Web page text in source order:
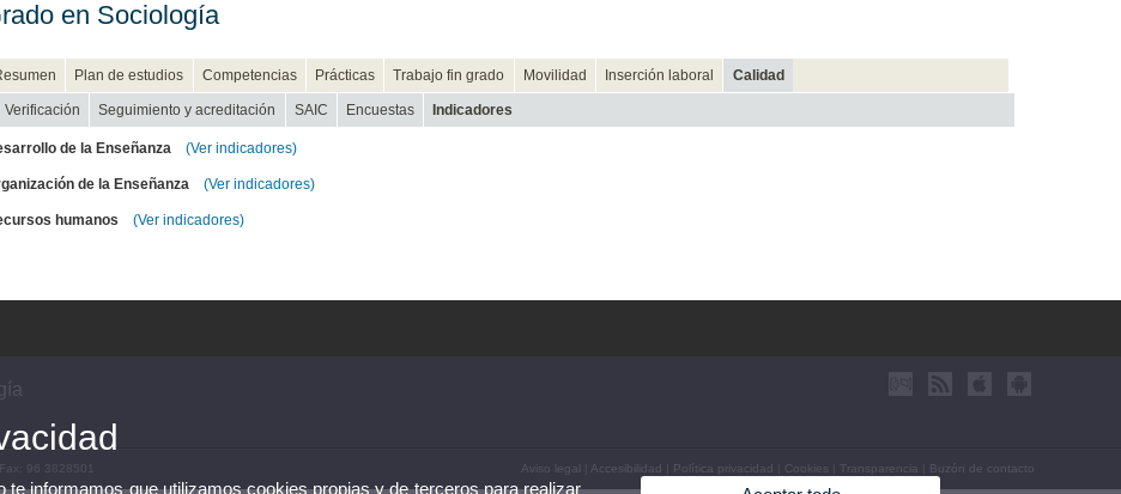
en Sociología
Plan de estudios Competencias Prácticas Trabajo fin grado Movilidad Inserción laboral Calidad
Verificación Seguimiento y acreditación SAIC Encuestas Indicadores
de la Enseñanza (Ver indicadores)
de la Enseñanza (Ver indicadores)
humanos (Ver indicadores)
96 3828501 Aviso legal Accesibilidad Política privacidad Cookies Transparencia Buzón de contacto
te informamos que utilizamos cookies propias y de terceros para realizar